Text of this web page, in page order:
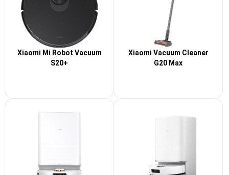
Xiaomi Mi Robot Vacuum
S20+
Xiaomi Vacuum Cleaner
G20 Max